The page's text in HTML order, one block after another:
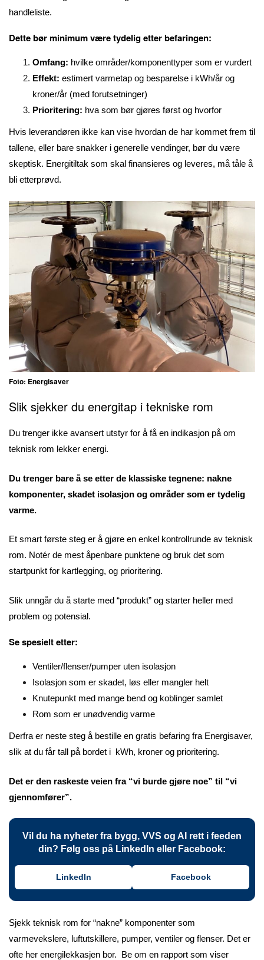
handleliste.
Dette bør minimum være tydelig etter befaringen:
Omfang: hvilke områder/komponenttyper som er vurdert
Effekt: estimert varmetap og besparelse i kWh/år og
kroner/år (med forutsetninger)
Prioritering: hva som bør gjøres først og hvorfor
Hvis leverandøren ikke kan vise hvordan de har kommet frem til
tallene, eller bare snakker i generelle vendinger, bør du være
skeptisk. Energitiltak som skal finansieres og leveres, må tåle å
bli etterprøvd.
Foto: Energisaver
Slik sjekker du energitap i tekniske rom
Du trenger ikke avansert utstyr for å få en indikasjon på om
teknisk rom lekker energi.
Du trenger bare å se etter de klassiske tegnene: nakne
komponenter, skadet isolasjon og områder som er tydelig
varme.
Et smart første steg er å gjøre en enkel kontrollrunde av teknisk
rom. Notér de mest åpenbare punktene og bruk det som
startpunkt for kartlegging, og prioritering.
Slik unngår du å starte med “produkt” og starter heller med
problem og potensial.
Se spesielt etter:
Ventiler/flenser/pumper uten isolasjon
Isolasjon som er skadet, løs eller mangler helt
Knutepunkt med mange bend og koblinger samlet
Rom som er unødvendig varme
Derfra er neste steg å bestille en gratis befaring fra Energisaver,
slik at du får tall på bordet i kWh, kroner og prioritering.
Det er den raskeste veien fra “vi burde gjøre noe” til “vi
gjennomfører”.
Vil du ha nyheter fra bygg, VVS og AI rett i feeden
din? Følg oss på LinkedIn eller Facebook:
LinkedIn Facebook
Sjekk teknisk rom for “nakne” komponenter som
varmevekslere, luftutskillere, pumper, ventiler og flenser. Det er
ofte her energilekkasjen bor. Be om en rapport som viser